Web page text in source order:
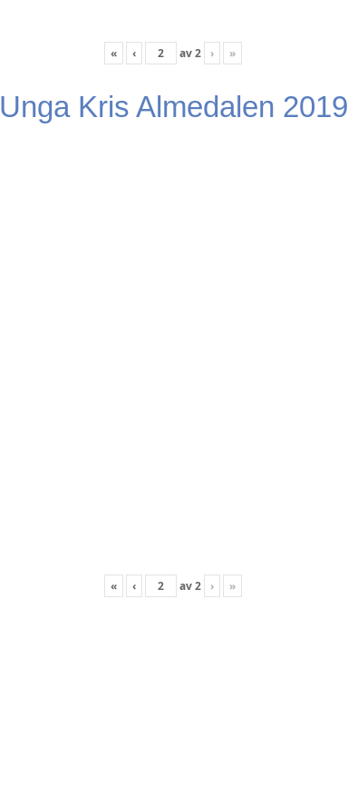
« ‹ av2 › »
Unga Kris Almedalen 2019
« ‹ av2 › »